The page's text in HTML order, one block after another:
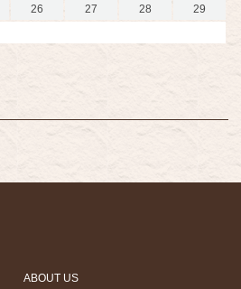
26 27 28
29
ABOUT US